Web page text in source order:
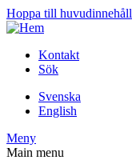
Hoppa till huvudinnehåll
Kontakt
Sök
Svenska
English
Meny
Main menu